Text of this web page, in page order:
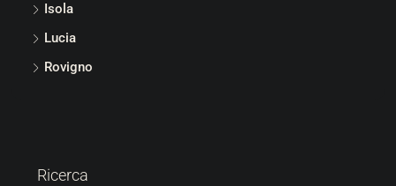
Isola
Lucia
Rovigno
Ricerca